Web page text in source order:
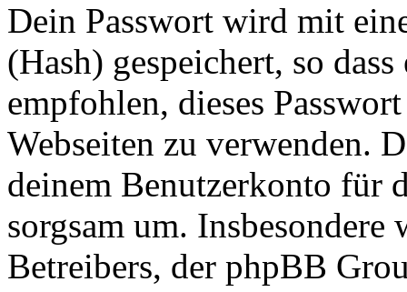
Dein Passwort wird mit
(Hash) gespeichert, so
empfohlen, dieses
Webseiten zu verwenden.
deinem Benutzerkonto für
sorgsam um.
Betreibers, der phpBB